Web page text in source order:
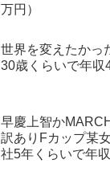
万円）
世界を変えたかっ
30歳くらいで年収
早慶上智か
訳ありFカップ某
社5年くらいで年収